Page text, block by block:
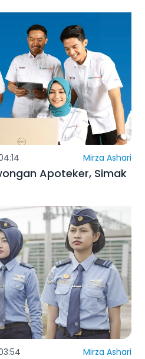
Mirza Ashari
Apoteker, Simak
Mirza Ashari